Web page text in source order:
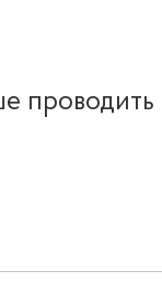
проводить